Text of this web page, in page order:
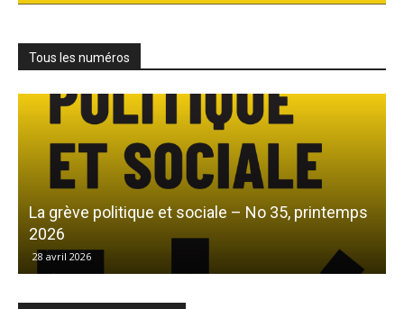
Tous les numéros
La grève politique et sociale – No 35, printemps
2026
28 avril 2026